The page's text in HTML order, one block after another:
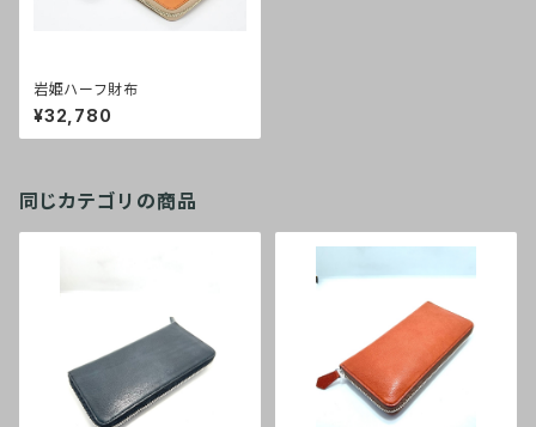
岩姫ハーフ財布
¥32,780
同じカテゴリの商品